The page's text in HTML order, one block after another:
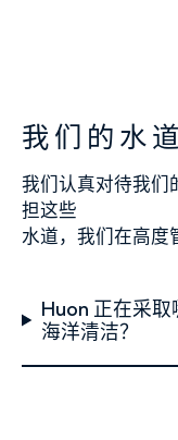
我们的水道
我们认真对待我们
担这些
水道，我们在高度
Huon 正在采取
海洋清洁？